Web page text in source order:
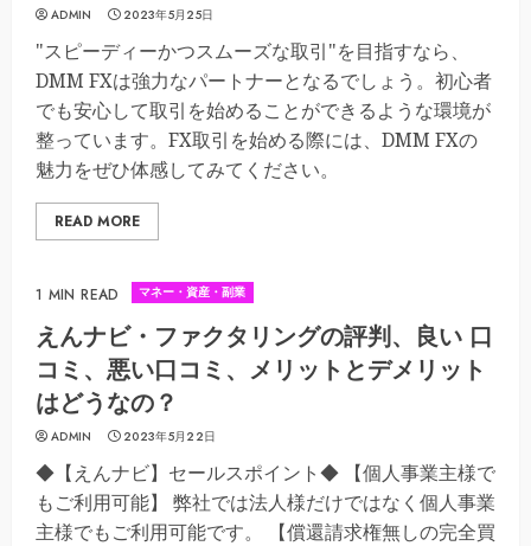
ADMIN 2023年5月25日
"スピーディーかつスムーズな取引"を目指すなら、
DMM FXは強力なパートナーとなるでしょう。初心者
でも安心して取引を始めることができるような環境が
整っています。FX取引を始める際には、DMM FXの
魅力をぜひ体感してみてください。
READ MORE
1 MIN READ マネー・資産・副業
えんナビ・ファクタリングの評判、良い 口
コミ、悪い口コミ、メリットとデメリット
はどうなの？
ADMIN 2023年5月22日
◆【えんナビ】セールスポイント◆ 【個人事業主様で
もご利用可能】 弊社では法人様だけではなく個人事業
主様でもご利用可能です。 【償還請求権無しの完全買